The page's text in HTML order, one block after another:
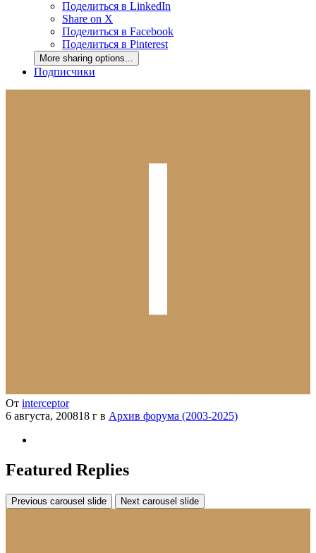
Поделиться в LinkedIn
Share on X
Поделиться в Facebook
Поделиться в Pinterest
More sharing options...
Подписчики
От interceptor
6 августа, 200818 г в Архив форума (2003-2025)
Featured Replies
Previous carousel slide Next carousel slide